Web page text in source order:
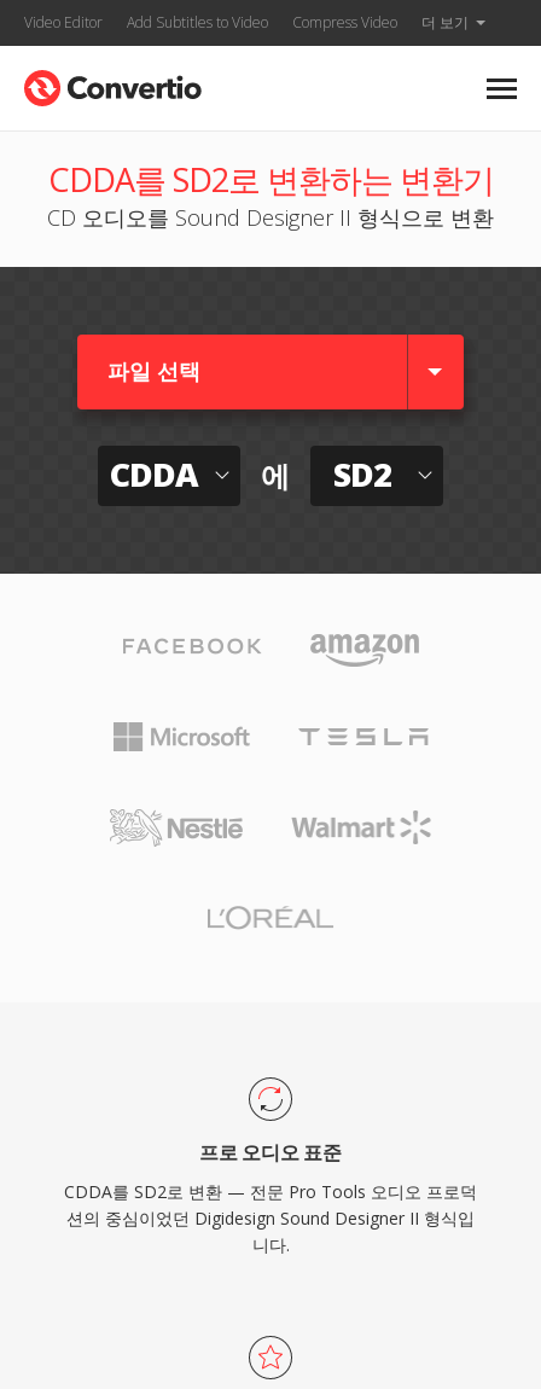
Video Editor Add Subtitles to Video Compress Video 더 보기
CDDA를 SD2로 변환하는 변환기
CD 오디오를 Sound Designer II 형식으로 변환
파일 선택
CDDA 에 SD2
프로 오디오 표준
CDDA를 SD2로 변환 — 전문 Pro Tools 오디오 프로덕
션의 중심이었던 Digidesign Sound Designer II 형식입
니다.